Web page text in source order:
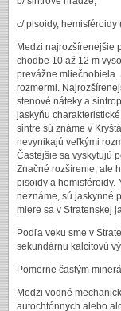
c/ pisoidy, hemisféroidy
Medzi najrozšírenejšie
chodbe 10 až 12 m
prevážne mliečnobiela.
rozmermi.
stenové náteky a
jaskyňu
sintre sú známe v
nevynikajú veľkými
Častejšie sa vyskytujú
Značné rozšírenie, ale
pisoidy a hemisféroidy.
neznáme, sú jaskynné
miere sa v Stratenskej
Podľa veku sme v
sekundárnu kalcitovú
Pomerne častým
Medzi vodné
autochtónnych alebo